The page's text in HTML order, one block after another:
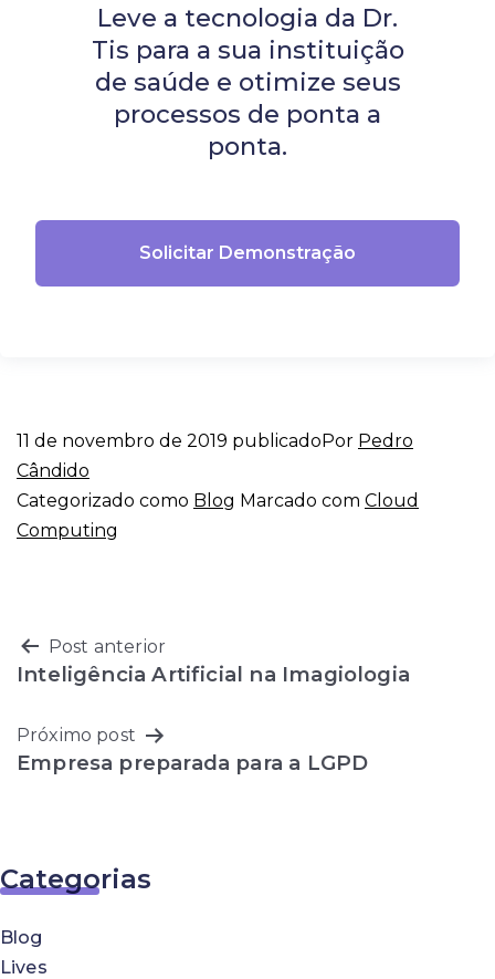
Leve a tecnologia da Dr.
Tis para a sua instituição
de saúde e otimize seus
processos de ponta a
ponta.
Solicitar Demonstração
11 de novembro de 2019 publicadoPor Pedro
Cândido
Categorizado como Blog Marcado com Cloud
Computing
Navegação
Post
Post anterior
Inteligência Artificial na Imagiologia
Próximo post
Empresa preparada para a LGPD
Categorias
Blog
Lives